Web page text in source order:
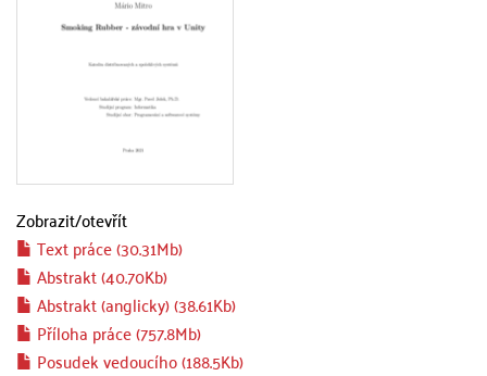
Zobrazit/otevřít
Text práce (30.31Mb)
Abstrakt (40.70Kb)
Abstrakt (anglicky) (38.61Kb)
Příloha práce (757.8Mb)
Posudek vedoucího (188.5Kb)